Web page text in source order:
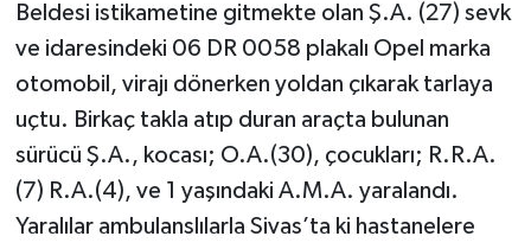
Beldesi istikametine gitmekte olan Ş.A. (27) sevk
ve idaresindeki 06 DR 0058 plakalı Opel marka
otomobil, virajı dönerken yoldan çıkarak tarlaya
uçtu. Birkaç takla atıp duran araçta bulunan
sürücü Ş.A., kocası; O.A.(30), çocukları; R.R.A.
(7) R.A.(4), ve 1 yaşındaki A.M.A. yaralandı.
Yaralılar ambulanslılarla Sivas’ta ki hastanelere
DÜNYA